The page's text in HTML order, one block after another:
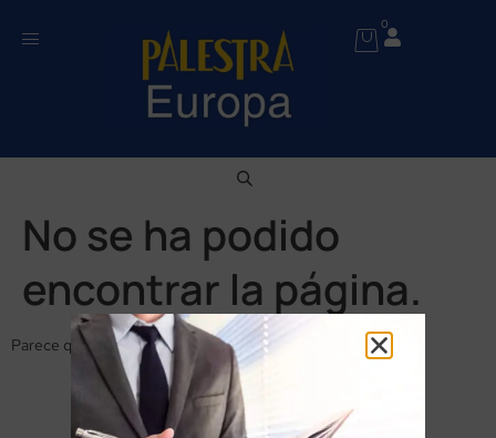
0
No se ha podido
encontrar la página.
Parece que no se ha encontrado nada en esta ubicación.